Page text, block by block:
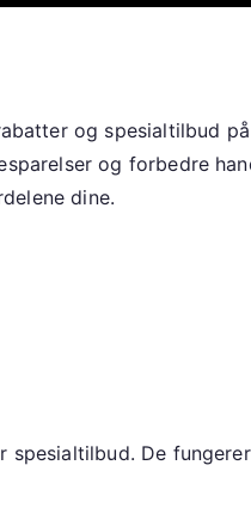
og spesialtilbud
og forbedre
dine.
De